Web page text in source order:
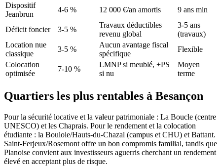
Dispositif
Jeanbrun
4-6 % 12 000 €/an amortis 9 ans min
Déficit foncier 3-5 %
Travaux déductibles
revenu global
3-5 ans
(travaux)
Location nue
classique
3-5 %
Aucun avantage fiscal
spécifique
Flexible
Colocation
optimisée
7-10 %
LMNP si meublé, +PS
si nu
Moyen
terme
Quartiers les plus rentables à Besançon
Pour la sécurité locative et la valeur patrimoniale : La Boucle (centre
UNESCO) et les Chaprais. Pour le rendement et la colocation
étudiante : la Bouloie/Hauts-du-Chazal (campus et CHU) et Battant.
Saint-Ferjeux/Rosemont offre un bon compromis familial, tandis que
Planoise convient aux investisseurs aguerris cherchant un rendement
élevé en acceptant plus de risque.